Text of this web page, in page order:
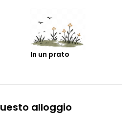
In un prato
alloggio